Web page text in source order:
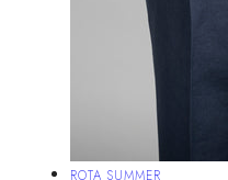
Fornitore:
ROTA SUMMER